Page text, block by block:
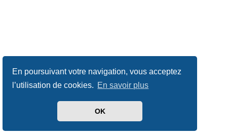
En poursuivant votre navigation, vous acceptez
l’utilisation de cookies. En savoir plus
OK